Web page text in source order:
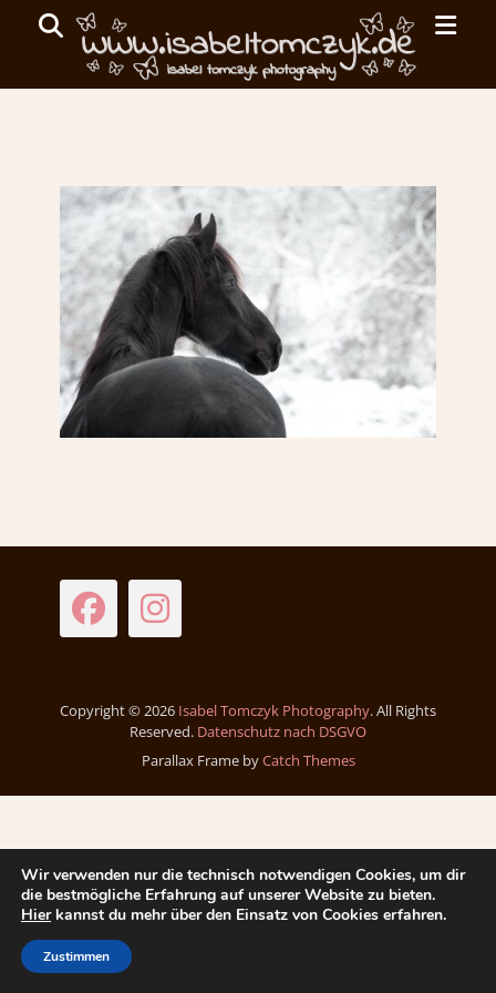
PHOTOGRAPHY
emotionale
Fotografie
Menu
Search
Facebook
Instagram
Copyright © 2026 Isabel Tomczyk Photography. All Rights
Reserved. Datenschutz nach DSGVO
Parallax Frame byCatch Themes
Wir verwenden nur die technisch notwendigen Cookies, um dir
die bestmögliche Erfahrung auf unserer Website zu bieten.
Hierkannst du mehr über den Einsatz von Cookies erfahren.
Zustimmen